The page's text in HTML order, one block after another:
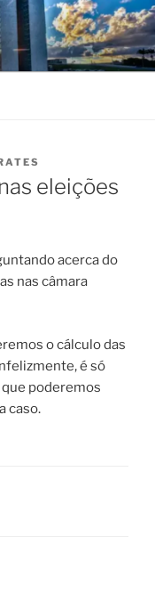
eleições
acerca do
nas câmara
o cálculo das
é só
poderemos
caso.